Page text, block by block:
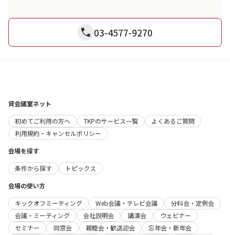
03-4577-9270
貸会議室ネット
初めてご利用の方へ
TKPのサービス一覧
よくあるご質問
利用規約・キャンセルポリシー
会場を探す
条件から探す
トピックス
会場の使い方
キックオフミーティング
Web会議・テレビ会議
分科会・定例会
会議・ミーティング
会社説明会 講演会
ウェビナー
セミナー
同窓会 親睦会・歓送迎会
忘年会・新年会